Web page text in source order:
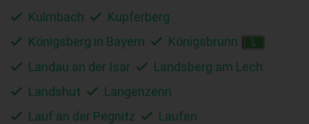
Kulmbach
Kupferberg
Königsberg in Bayern
Königsbrunn
Landau an der Isar
Landsberg am Lech
Landshut
Langenzenn
Lauf an der Pegnitz
Laufen